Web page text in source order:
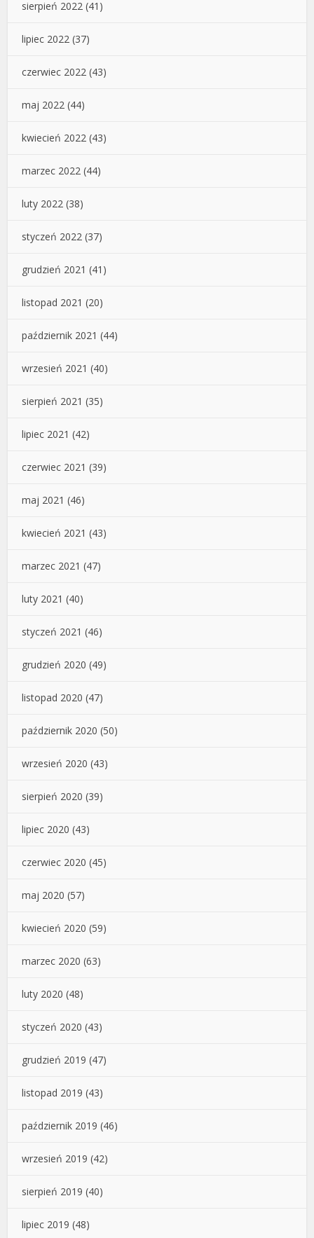
sierpień 2022 (41)
lipiec 2022 (37)
czerwiec 2022 (43)
maj 2022 (44)
kwiecień 2022 (43)
marzec 2022 (44)
luty 2022 (38)
styczeń 2022 (37)
grudzień 2021 (41)
listopad 2021 (20)
październik 2021 (44)
wrzesień 2021 (40)
sierpień 2021 (35)
lipiec 2021 (42)
czerwiec 2021 (39)
maj 2021 (46)
kwiecień 2021 (43)
marzec 2021 (47)
luty 2021 (40)
styczeń 2021 (46)
grudzień 2020 (49)
listopad 2020 (47)
październik 2020 (50)
wrzesień 2020 (43)
sierpień 2020 (39)
lipiec 2020 (43)
czerwiec 2020 (45)
maj 2020 (57)
kwiecień 2020 (59)
marzec 2020 (63)
luty 2020 (48)
styczeń 2020 (43)
grudzień 2019 (47)
listopad 2019 (43)
październik 2019 (46)
wrzesień 2019 (42)
sierpień 2019 (40)
lipiec 2019 (48)